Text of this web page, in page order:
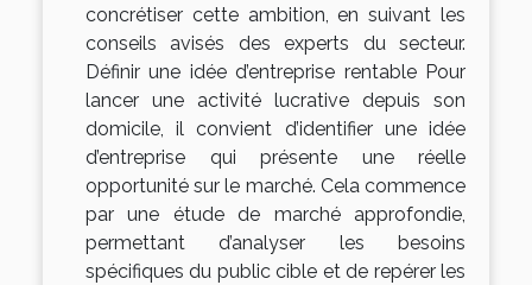
concrétiser cette ambition, en suivant les
conseils avisés des experts du secteur.
Définir une idée d’entreprise rentable Pour
lancer une activité lucrative depuis son
domicile, il convient d’identifier une idée
d’entreprise qui présente une réelle
opportunité sur le marché. Cela commence
par une étude de marché approfondie,
permettant d’analyser les besoins
spécifiques du public cible et de repérer les